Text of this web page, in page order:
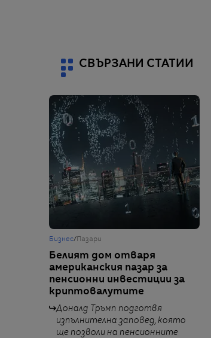
СВЪРЗАНИ СТАТИИ
Бизнес/Пазари
Белият дом отваря
американския пазар за
пенсионни инвестиции за
криптовалутите
Доналд Тръмп подготвя
изпълнителна заповед, която
ще позволи на пенсионните